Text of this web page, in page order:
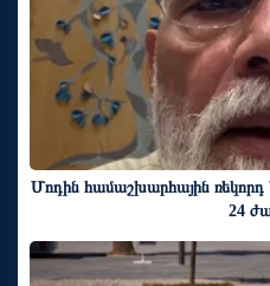
Մոդին համաշխարհային ռեկորդ
24